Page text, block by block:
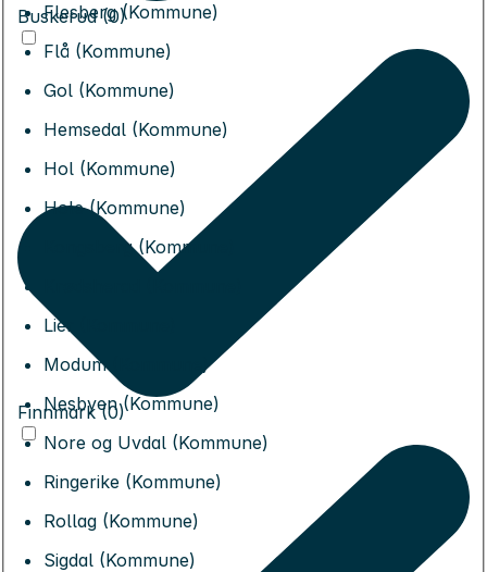
Flesberg (Kommune)
Flå (Kommune)
Gol (Kommune)
Hemsedal (Kommune)
Hol (Kommune)
Hole (Kommune)
Kongsberg (Kommune)
Lier (Kommune)
Modum (Kommune)
Nesbyen (Kommune)
Nore og Uvdal (Kommune)
Ringerike (Kommune)
Rollag (Kommune)
Sigdal (Kommune)
Buskerud (0)
Finnmark (0)